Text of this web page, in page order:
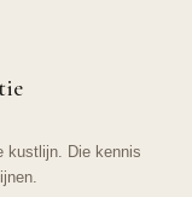
kustlijn. Die kennis